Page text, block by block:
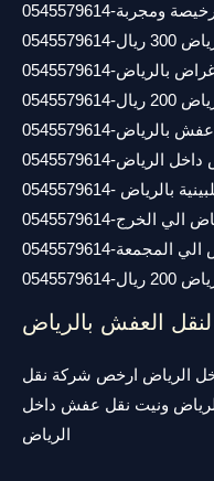
0545579614
بالرياض-0545579614
بالرياض-0545579614
الرياض-0545579614
-0545579614
0545579614
0545579614
العفش بالرياض
الرياض ارخص شركة نقل
ونيت نقل عفش داخل
الرياض